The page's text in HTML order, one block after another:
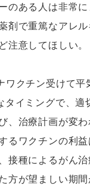
のある人は非常
剤で重篤なアレ
注意してほしい
ワクチン受けて
イミングで、適
、治療計画が変
るワクチンの利
接種によるがん
方が望ましい期